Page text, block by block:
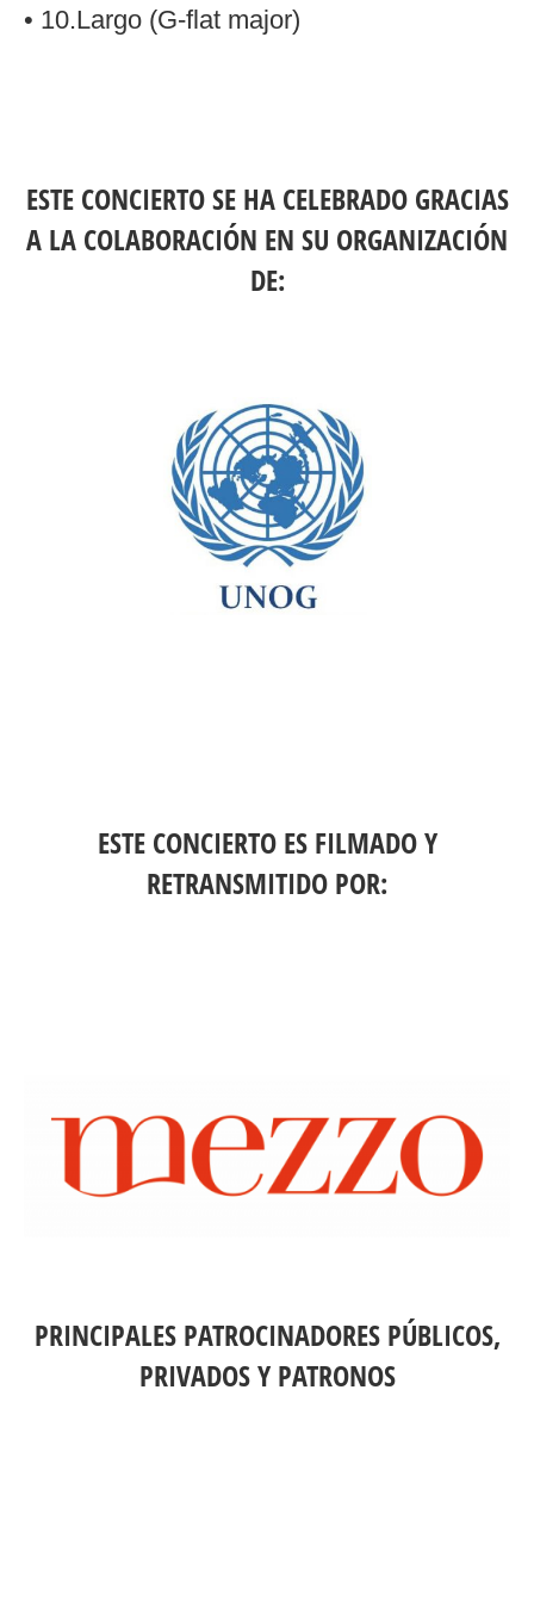
• 10.Largo (G-flat major)
ESTE CONCIERTO SE HA CELEBRADO GRACIAS
A LA COLABORACIÓN EN SU ORGANIZACIÓN
DE:
ESTE CONCIERTO ES FILMADO Y
RETRANSMITIDO POR:
PRINCIPALES PATROCINADORES PÚBLICOS,
PRIVADOS Y PATRONOS